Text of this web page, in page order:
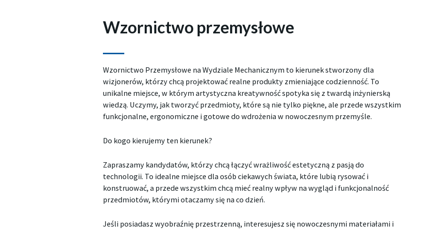
Wzornictwo przemysłowe
Wzornictwo Przemysłowe na Wydziale Mechanicznym to kierunek stworzony dla
wizjonerów, którzy chcą projektować realne produkty zmieniające codzienność. To
unikalne miejsce, w którym artystyczna kreatywność spotyka się z twardą inżynierską
wiedzą. Uczymy, jak tworzyć przedmioty, które są nie tylko piękne, ale przede wszystkim
funkcjonalne, ergonomiczne i gotowe do wdrożenia w nowoczesnym przemyśle.
Do kogo kierujemy ten kierunek?
Zapraszamy kandydatów, którzy chcą łączyć wrażliwość estetyczną z pasją do
technologii. To idealne miejsce dla osób ciekawych świata, które lubią rysować i
konstruować, a przede wszystkim chcą mieć realny wpływ na wygląd i funkcjonalność
przedmiotów, którymi otaczamy się na co dzień.
Jeśli posiadasz wyobraźnię przestrzenną, interesujesz się nowoczesnymi materiałami i